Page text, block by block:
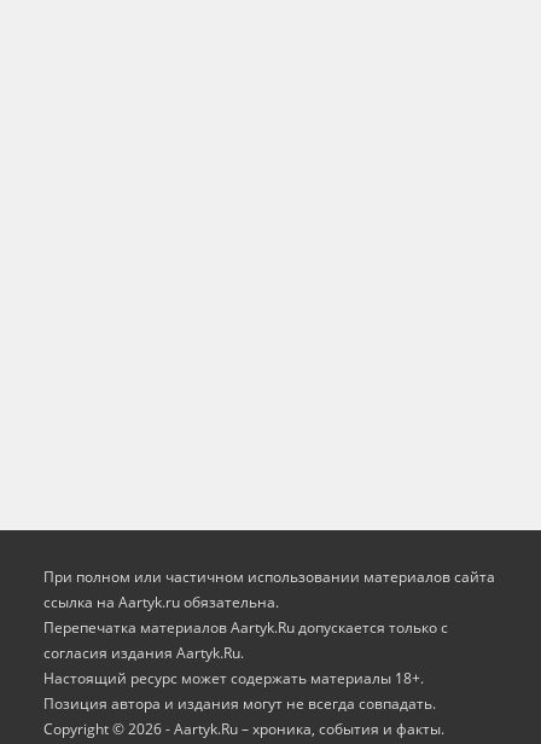
При полном или частичном использовании материалов сайта
ссылка на Aartyk.ru oбязательна.
Перепечатка материалов Aartyk.Ru допускается только с
согласия издания Aartyk.Ru.
Настоящий ресурс может содержать материалы 18+.
Позиция автора и издания могут не всегда совпадать.
Copyright © 2026 - Aartyk.Ru – хроника, события и факты.